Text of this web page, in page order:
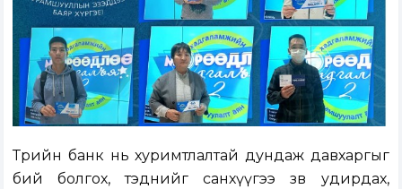
Төрийн банк нь хуримтлалтай дундаж давхаргыг
бий болгох, тэднийг санхүүгээ зөв удирдах,